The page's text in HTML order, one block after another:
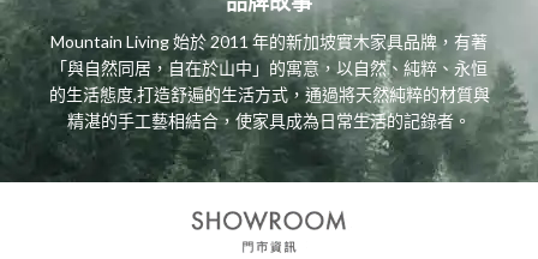
Mountain Living 始於 2011 年的新加坡實木家具品牌，有著
「與自然同居，自在於山中」的寓意，以自然、純粹、永恒
的生活態度,打造舒遍的生活方式，通過將天然純粹的材質與
精湛的手工藝相結合，使家具成為日常生活的記錄者。